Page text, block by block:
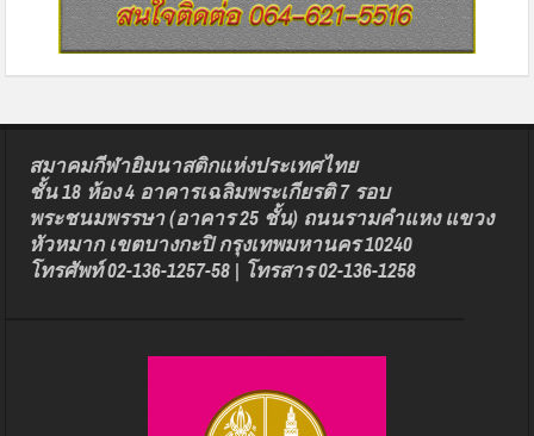
สมาคมกีฬายิมนาสติกแห่งประเทศไทย
ชั้น 18 ห้อง 4 อาคารเฉลิมพระเกียรติ 7 รอบ
พระชนมพรรษา (อาคาร 25 ชั้น) ถนนรามคำแหง แขวง
หัวหมาก เขตบางกะปิ กรุงเทพมหานคร 10240
โทรศัพท์ 02-136-1257-58 | โทรสาร 02-136-1258